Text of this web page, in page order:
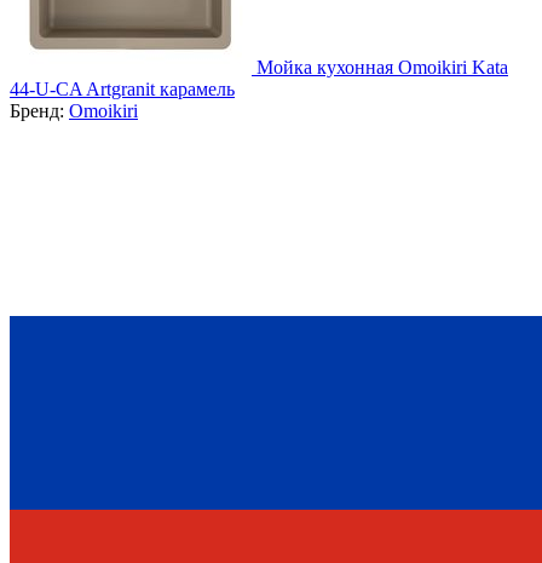
Мойка кухонная Omoikiri Kata
44-U-CA Artgranit карамель
Бренд: Omoikiri